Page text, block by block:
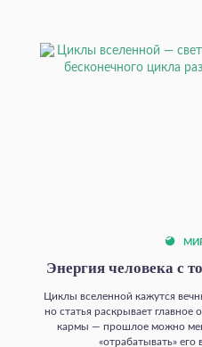
Энергия человека с
Циклы вселенной кажутся
но статья раскрывает главное
кармы — прошлое можно
«отрабатывать»